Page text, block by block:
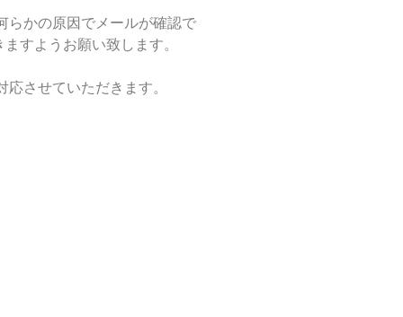
らかの原因でメールが確認で
すようお願い致します。
させていただきます。